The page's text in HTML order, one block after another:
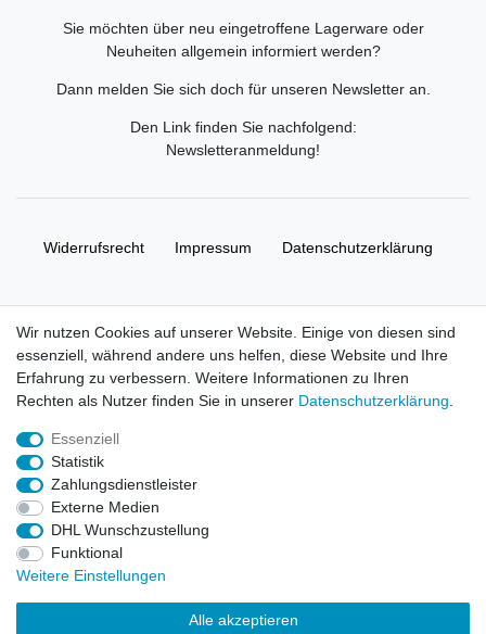
Sie möchten über neu eingetroffene Lagerware oder
Neuheiten allgemein informiert werden?
Dann melden Sie sich doch für unseren Newsletter an.
Den Link finden Sie nachfolgend:
Newsletteranmeldung!
Widerrufs­recht Impressum Daten­schutz­erklärung
© Copyright 2026 | Alle Rechte vorbehalten. HL-
Handelsgesellschaft mbH.
Alle Markennamen, Warenzeichen sowie sämtliche Produktbilder
und Beschreibungen sind Eigentum Ihrer rechtmäßigen
Eigentümer und dienen hier nur der Beschreibung.
Preise nur für registrierte Händler, ansonsten zeigt der Shop 0,00
€
LEGO, das LEGO Logo, die Minifigur, DUPLO, LEGENDS OF
CHIMA, NINJAGO, BIONICLE, MINDSTORMS und MIXELS sind
Wir nutzen Cookies auf unserer Website. Einige von diesen sind
essenziell, während andere uns helfen, diese Website und Ihre
Erfahrung zu verbessern. Weitere Informationen zu Ihren
Rechten als Nutzer finden Sie in unserer Daten­schutz­erklärung
Essenziell
Statistik
Zahlungsdienstleister
Externe Medien
DHL Wunschzustellung
Funktional
Weitere Einstellungen
Alle akzeptieren